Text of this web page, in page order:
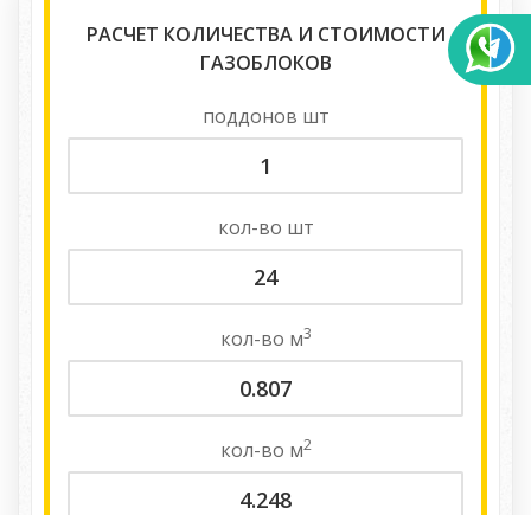
РАСЧЕТ КОЛИЧЕСТВА И СТОИМОСТИ
ГАЗОБЛОКОВ
поддонов шт
кол-во шт
кол-во м3
кол-во м2